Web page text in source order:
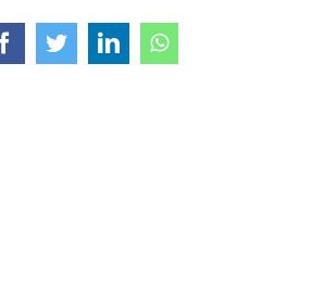
FacebookTwitterLinkedInWhatsApp